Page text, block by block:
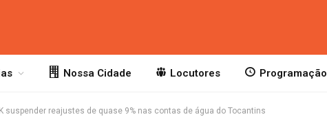
Nossa Cidade Locutores Programação
suspender reajustes de quase 9% nas contas de água do Tocantins